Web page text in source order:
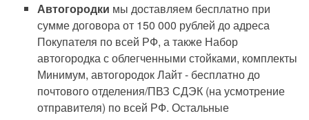
Автогородки мы доставляем бесплатно при
сумме договора от 150 000 рублей до адреса
Покупателя по всей РФ, а также Набор
автогородка с облегченными стойками, комплекты
Минимум, автогородок Лайт - бесплатно до
почтового отделения/ПВЗ СДЭК (на усмотрение
отправителя) по всей РФ. Остальные